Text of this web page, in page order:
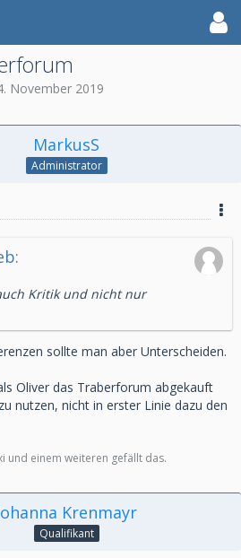
November 2019
MarkusS
Administrator
Kritik und nicht nur
sollte man aber Unterscheiden.
Oliver das Traberforum abgekauft
nutzen, nicht in erster Linie dazu den
und einem weiteren gefällt das.
Krenmayr
Qualifikant